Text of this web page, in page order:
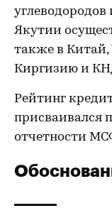
Якутии
также в Китай,
Киргизию и
Рейтинг
присваивался
отчетности